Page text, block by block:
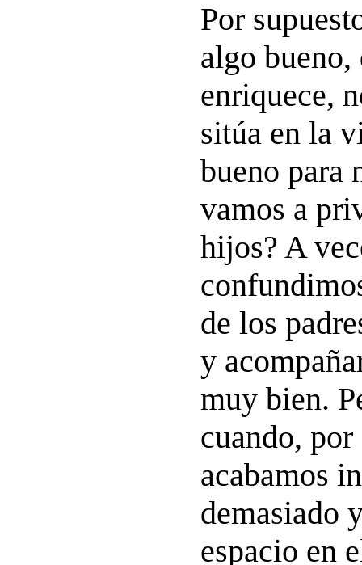
Por
algo bueno,
enriquece,
sitúa en la
bueno para
vamos a
hijos? A
de los
y
muy bien.
cuando,
acabamos
demasiado
espacio en